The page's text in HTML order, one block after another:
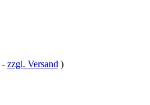
- zzgl. Versand )